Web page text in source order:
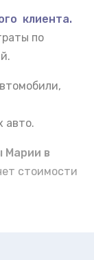
клиента.
по
авто.
Марии в
стоимости